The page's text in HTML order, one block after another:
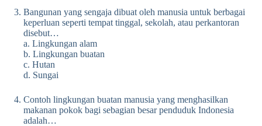
Bangunan yang sengaja dibuat oleh manusia untuk berbagai
keperluan seperti tempat tinggal, sekolah, atau perkantoran
disebut…
a. Lingkungan alam
b. Lingkungan buatan
c. Hutan
d. Sungai
Contoh lingkungan buatan manusia yang menghasilkan
makanan pokok bagi sebagian besar penduduk Indonesia
adalah…